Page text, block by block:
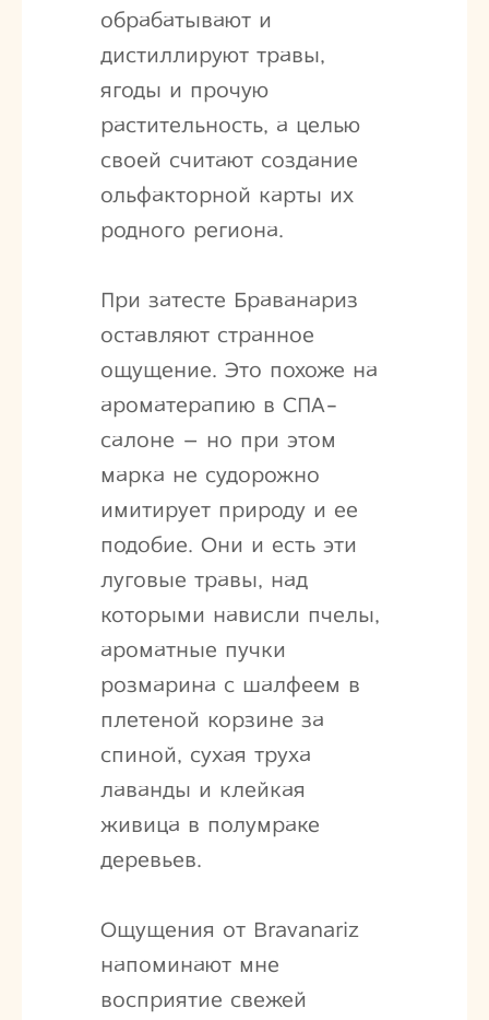
обрабатывают и
дистиллируют травы,
ягоды и прочую
растительность, а целью
своей считают создание
ольфакторной карты их
родного региона.
При затесте Браванариз
оставляют странное
ощущение. Это похоже на
ароматерапию в СПА-
салоне – но при этом
марка не судорожно
имитирует природу и ее
подобие. Они и есть эти
луговые травы, над
которыми нависли пчелы,
ароматные пучки
розмарина с шалфеем в
плетеной корзине за
спиной, сухая труха
лаванды и клейкая
живица в полумраке
деревьев.
Ощущения от Bravanariz
напоминают мне
восприятие свежей